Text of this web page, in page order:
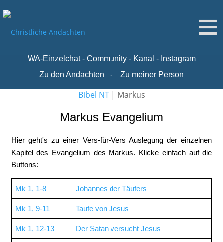
WA-Einzelchat - Community - Kanal - Instagram
Zu den Andachten
- Zu meiner Person
Bibel NT| Markus
Markus Evangelium
Hier geht's zu einer Vers-für-Vers Auslegung der einzelnen
Kapitel des Evangelium des Markus. Klicke einfach auf die
Buttons:
Mk 1, 1-8 Johannes der Täufers
Mk 1, 9-11 Taufe von Jesus
Mk 1, 12-13 Der Satan versucht Jesus